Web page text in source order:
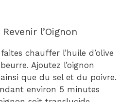
l’Oignon
chauffer l’huile d’olive
Ajoutez l’oignon
que du sel et du poivre.
environ 5 minutes